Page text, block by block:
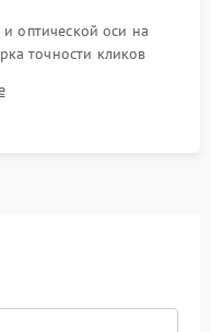
оптической оси на
точности кликов
испытание прицела на
к отдаче и